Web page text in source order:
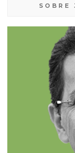
SOBRE